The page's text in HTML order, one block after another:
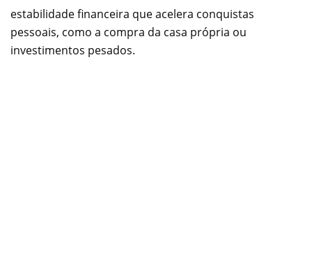
estabilidade financeira que acelera conquistas
pessoais, como a compra da casa própria ou
investimentos pesados.